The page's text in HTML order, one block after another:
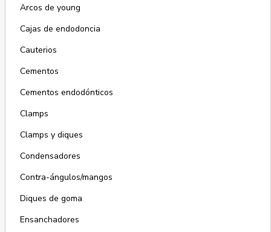
Arcos de young
Cajas de endodoncia
Cauterios
Cementos
Cementos endodónticos
Clamps
Clamps y diques
Condensadores
Contra-ángulos/mangos
Diques de goma
Ensanchadores